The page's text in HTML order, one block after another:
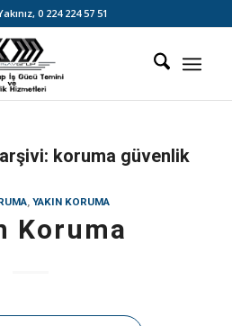
0 224 224 57 51
koruma güvenlik
, YAKIN KORUMA
Koruma